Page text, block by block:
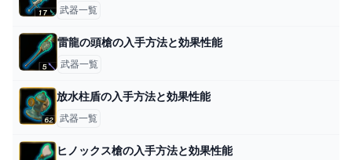
武器一覧
雷龍の頭槍の入手方法と効果性能
武器一覧
放水柱盾の入手方法と効果性能
武器一覧
ヒノックス槍の入手方法と効果性能